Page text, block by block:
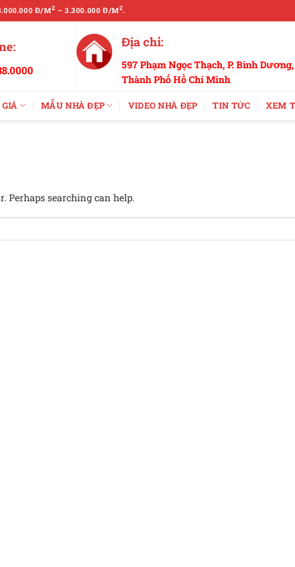
Đ/M2 – 3.300.000 Đ/M2.
Địa chỉ:
597 Phạm Ngọc Thạch, P. Bình Dương,
Thành Phố Hồ Chí Minh
MẪU NHÀ ĐẸP VIDEO NHÀ ĐẸP TIN TỨC XEM
Perhaps searching can help.